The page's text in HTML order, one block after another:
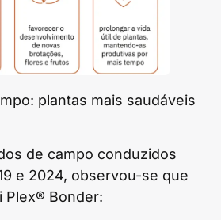
plantas mais saudáveis
de campo conduzidos
e 2024, observou-se que
Plex® Bonder: